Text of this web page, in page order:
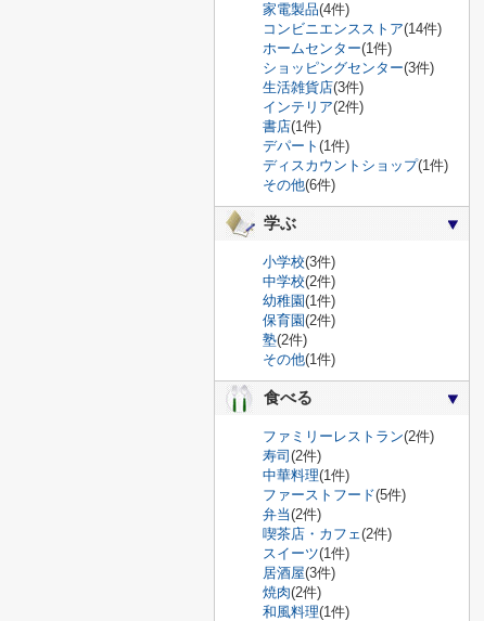
家電製品(4件)
コンビニエンスストア(14件)
ホームセンター(1件)
ショッピングセンター(3件)
生活雑貨店(3件)
インテリア(2件)
書店(1件)
デパート (1件)
ディスカウントショップ(1件)
その他(6件)
学ぶ
小学校(3件)
中学校(2件)
幼稚園(1件)
保育園(2件)
塾(2件)
その他(1件)
食べる
ファミリーレストラン(2件)
寿司 (2件)
中華料理(1件)
ファーストフード(5件)
弁当(2件)
喫茶店・カフェ(2件)
スイーツ(1件)
居酒屋(3件)
焼肉(2件)
和風料理(1件)